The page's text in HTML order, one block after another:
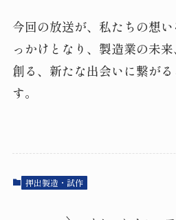
今回の放送が、私たちの想
っかけとなり、製造業の未
創る、新たな出会いに繋が
す。
押出製造・試作